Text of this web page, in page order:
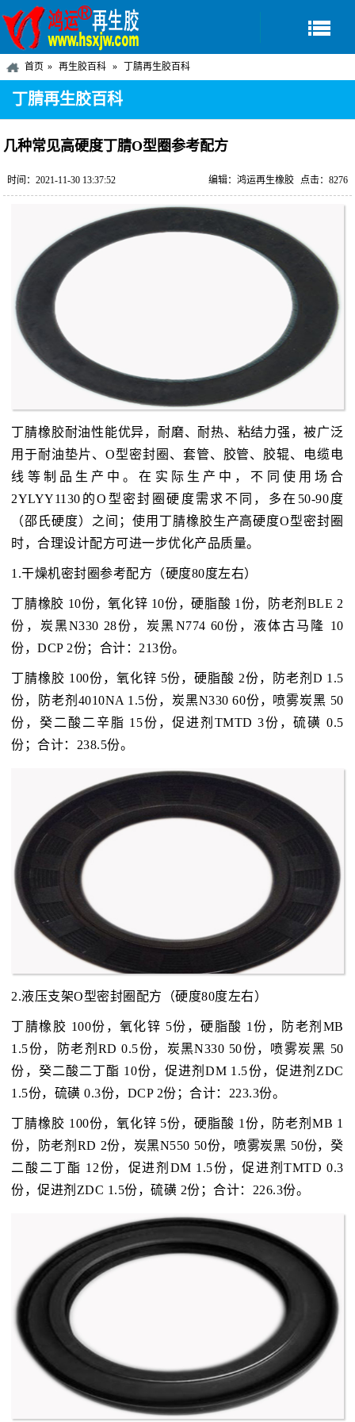
首页 再生胶百科 丁腈再生胶百科
丁腈再生胶百科
几种常见高硬度丁腈O型圈参考配方
时间：2021-11-30 13:37:52 点击：8276
编辑：鸿运再生橡胶
丁腈橡胶耐油性能优异，耐磨、耐热、粘结力强，被广泛
用于耐油垫片、O型密封圈、套管、胶管、胶辊、电缆电
线等制品生产中。在实际生产中，不同使用场合
2YLYY1130的O型密封圈硬度需求不同，多在50-90度
（邵氏硬度）之间；使用丁腈橡胶生产高硬度O型密封圈
时，合理设计配方可进一步优化产品质量。
1.干燥机密封圈参考配方（硬度80度左右）
丁腈橡胶 10份，氧化锌 10份，硬脂酸 1份，防老剂BLE 2
份，炭黑N330 28份，炭黑N774 60份，液体古马隆 10
份，DCP 2份；合计：213份。
丁腈橡胶 100份，氧化锌 5份，硬脂酸 2份，防老剂D 1.5
份，防老剂4010NA 1.5份，炭黑N330 60份，喷雾炭黑 50
份，癸二酸二辛脂 15份，促进剂TMTD 3份，硫磺 0.5
份；合计：238.5份。
2.液压支架O型密封圈配方（硬度80度左右）
丁腈橡胶 100份，氧化锌 5份，硬脂酸 1份，防老剂MB
1.5份，防老剂RD 0.5份，炭黑N330 50份，喷雾炭黑 50
份，癸二酸二丁酯 10份，促进剂DM 1.5份，促进剂ZDC
1.5份，硫磺 0.3份，DCP 2份；合计：223.3份。
丁腈橡胶 100份，氧化锌 5份，硬脂酸 1份，防老剂MB 1
份，防老剂RD 2份，炭黑N550 50份，喷雾炭黑 50份，癸
二酸二丁酯 12份，促进剂DM 1.5份，促进剂TMTD 0.3
份，促进剂ZDC 1.5份，硫磺 2份；合计：226.3份。